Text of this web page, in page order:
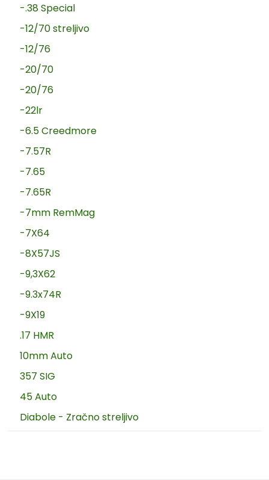
-.38 Special
-12/70 streljivo
-12/76
-20/70
-20/76
-22lr
-6.5 Creedmore
-7.57R
-7.65
-7.65R
-7mm RemMag
-7X64
-8X57JS
-9,3X62
-9.3x74R
-9X19
.17 HMR
10mm Auto
357 SIG
45 Auto
Diabole - Zračno streljivo